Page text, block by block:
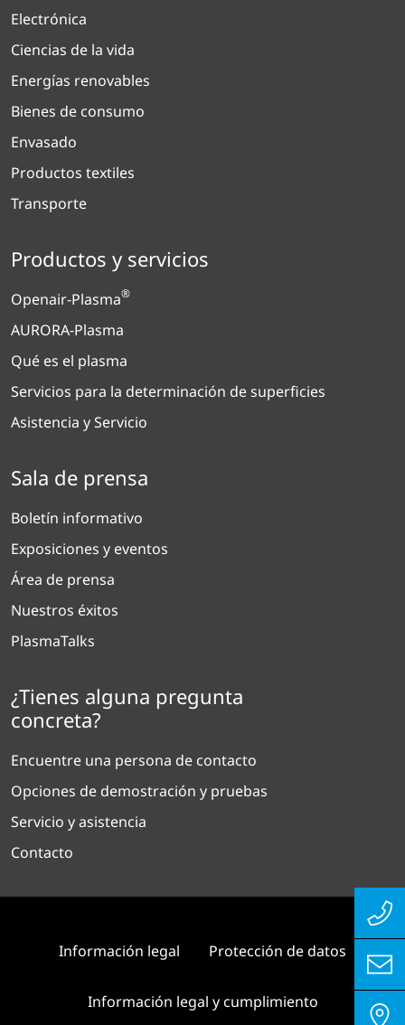
Electrónica
Ciencias de la vida
Energías renovables
Bienes de consumo
Envasado
Productos textiles
Transporte
Productos y servicios
Openair-Plasma®
AURORA-Plasma
Qué es el plasma
Servicios para la determinación de superficies
Asistencia y Servicio
Sala de prensa
Boletín informativo
Exposiciones y eventos
Área de prensa
Nuestros éxitos
PlasmaTalks
¿Tienes alguna pregunta
concreta?
Encuentre una persona de contacto
Opciones de demostración y pruebas
Servicio y asistencia
Contacto
Información legal Protección de datos
Información legal y cumplimiento